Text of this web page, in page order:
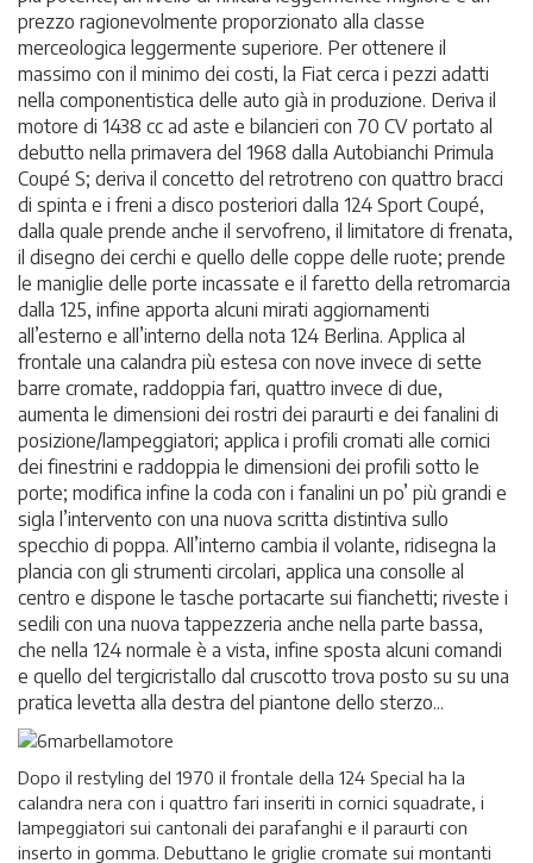
prezzo ragionevolmente proporzionato alla classe
merceologica leggermente superiore. Per ottenere il
massimo con il minimo dei costi, la Fiat cerca i pezzi adatti
nella componentistica delle auto già in produzione. Deriva il
motore di 1438 cc ad aste e bilancieri con 70 CV portato al
debutto nella primavera del 1968 dalla Autobianchi Primula
Coupé S; deriva il concetto del retrotreno con quattro bracci
di spinta e i freni a disco posteriori dalla 124 Sport Coupé,
dalla quale prende anche il servofreno, il limitatore di frenata,
il disegno dei cerchi e quello delle coppe delle ruote; prende
le maniglie delle porte incassate e il faretto della retromarcia
dalla 125, infine apporta alcuni mirati aggiornamenti
all’esterno e all’interno della nota 124 Berlina. Applica al
frontale una calandra più estesa con nove invece di sette
barre cromate, raddoppia fari, quattro invece di due,
aumenta le dimensioni dei rostri dei paraurti e dei fanalini di
posizione/lampeggiatori; applica i profili cromati alle cornici
dei finestrini e raddoppia le dimensioni dei profili sotto le
porte; modifica infine la coda con i fanalini un po’ più grandi e
sigla l’intervento con una nuova scritta distintiva sullo
specchio di poppa. All’interno cambia il volante, ridisegna la
plancia con gli strumenti circolari, applica una consolle al
centro e dispone le tasche portacarte sui fianchetti; riveste i
sedili con una nuova tappezzeria anche nella parte bassa,
che nella 124 normale è a vista, infine sposta alcuni comandi
e quello del tergicristallo dal cruscotto trova posto su su una
pratica levetta alla destra del piantone dello sterzo...
Dopo il restyling del 1970 il frontale della 124 Special ha la
calandra nera con i quattro fari inseriti in cornici squadrate, i
lampeggiatori sui cantonali dei parafanghi e il paraurti con
inserto in gomma. Debuttano le griglie cromate sui montanti